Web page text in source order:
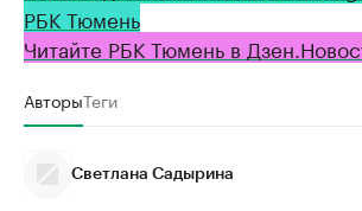
РБК Тюмень
Читайте РБК Тюмень в
АвторыТеги
Светлана Садырина